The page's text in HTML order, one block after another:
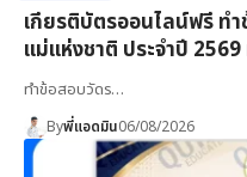
เกียรติบัตรออนไลน์ฟรี ทำ
แม่แห่งชาติ ประจำปี
ทำข้อสอบวัดร…
Byพี่แอดมิน06/08/2026